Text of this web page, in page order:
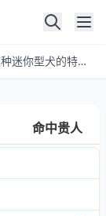
茶杯狗有多大长什么样(了解这种迷你型犬的特点和魅力)
命中贵人